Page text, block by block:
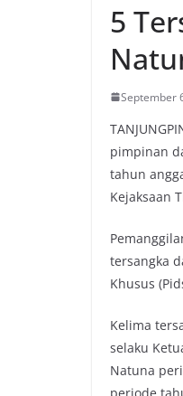
5
September
pimpinan
tahun
Kejaksaan
tersangka
Khusus
Kelima
selaku
Natuna